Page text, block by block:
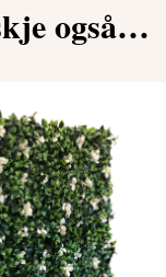
også…